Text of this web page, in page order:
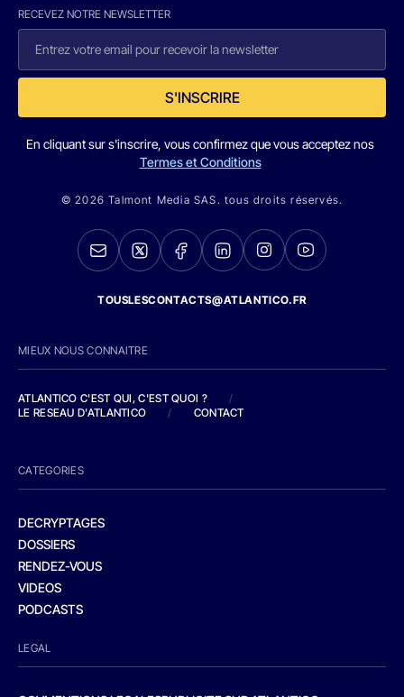
RECEVEZ NOTRE NEWSLETTER
S'INSCRIRE
En cliquant sur s'inscrire, vous confirmez que vous acceptez nos
Termes et Conditions
© 2026 Talmont Media SAS. tous droits réservés.
TOUSLESCONTACTS@ATLANTICO.FR
MIEUX NOUS CONNAITRE
ATLANTICO C'EST QUI, C'EST QUOI ?
/
LE RESEAU D'ATLANTICO
/ CONTACT
CATEGORIES
DECRYPTAGES
DOSSIERS
RENDEZ-VOUS
VIDEOS
PODCASTS
LEGAL